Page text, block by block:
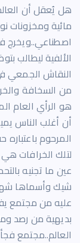
هل يُعقل أن
مائية ومخزونات
اصطناعي..ويخرج
الألفية ليطالب
من السخافة
هو الرأي العام
أن أغلب الناس
المرحوم
لتلك الخرافات هي
عين ما تجنيه
شيك وأسماها
عليه من مجتمع
بديهية من رصد
العالم..مجتمع